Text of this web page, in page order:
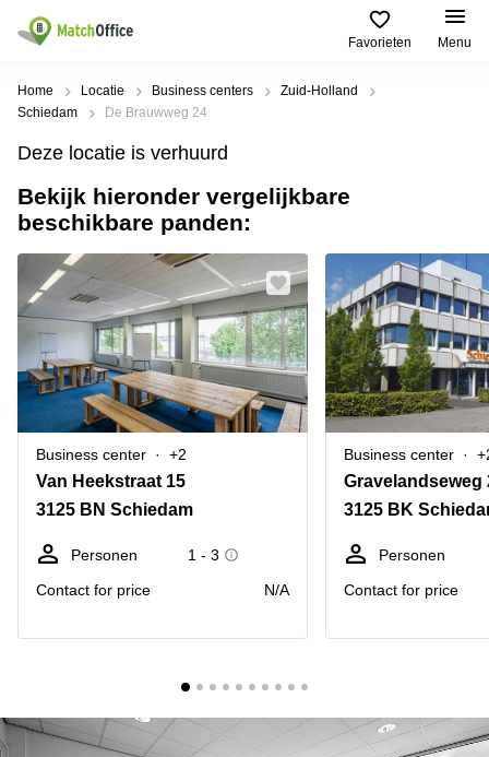
Favorieten Menu
Huren / Verhuren
Productpagina's
Kantoorruimten
Business
Flexplekken
Coworking
Spaces
Vergaderruimten
Virtueel
Kantoor
Bedrijfsruimte
Populaire
Steden
Alkmaar
Oost
Amsterdam
Westpoort
Bergen
op
Zoom
Amersfoort
Breda
Hengelo
Hilversum
Hoofddorp
Tilburg
Populaire
zoekopdrachten
Kantoorruimte
in Breda
Kantoor
huren
Bergen
op
Zoom
Kantoor
huren
Kantoor
huren
Reeuwijk
Business
Arnhem
Business
center
Help
Over ons
Voeg je kantoorruimte toe
Huurprijs
Log in
Home Locatie Business centers
Zuid-Holland
Schiedam
De Brauwweg 24
Deze locatie is verhuurd
Bekijk hieronder vergelijkbare
beschikbare panden:
Business center +2
Van Heekstraat 15
3125 BN Schiedam
Personen
1 - 3
Contact for price
N/A
Business center
Gravelandseweg
3125 BK
Personen
Contact for price